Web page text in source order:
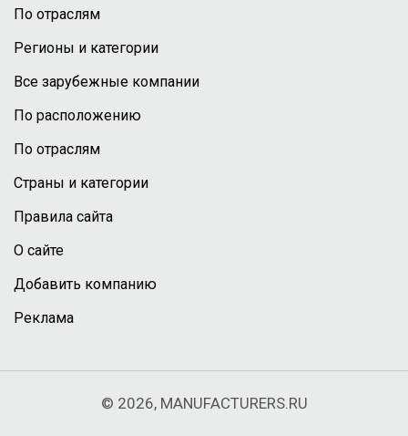
По отраслям
Регионы и категории
Все зарубежные компании
По расположению
По отраслям
Страны и категории
Правила сайта
О сайте
Добавить компанию
Реклама
© 2026, MANUFACTURERS.RU